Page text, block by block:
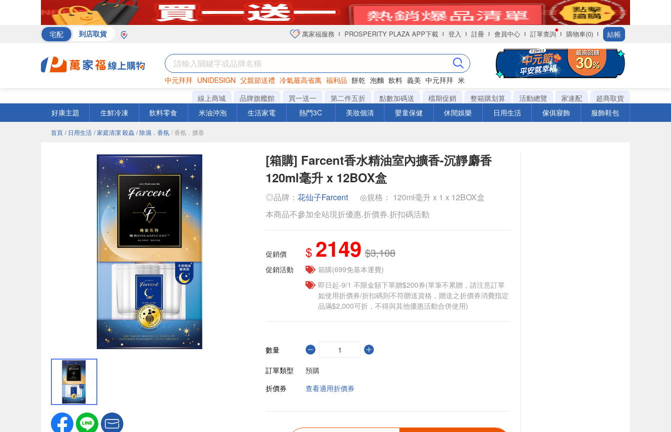
宅配 到店取貨 萬家福服務 PROSPERITY PLAZA APP下載 登入 註冊 會員中心 訂單查詢 購物車(0) 結帳
中元拜拜 UNIDESIGN 父親節送禮 冷氣最高省萬 福利品 餅乾 泡麵 飲料 義美 中元拜拜 米
海苔 巧克力 衛生紙
線上商城 品牌旗艦館 買一送一 第二件五折 點數加碼送 檔期促銷 整箱購划算 活動總覽 家速配
超商取貨
好康主題
生鮮冷凍 飲料零食 米油沖泡 生活家電 熱門3C 美妝個清 嬰童保健 休閒娛樂 日用生活 傢俱寢飾 服飾鞋包
首頁 / 日用生活 / 家庭清潔 殺蟲 / 除濕．香氛 / 香氛．擴香
[箱購] Farcent香水精油室內擴香-沉靜麝香
120ml毫升 x 12BOX盒
◎品牌： 花仙子Farcent
◎規格： 120ml毫升 x 1 x 12BOX盒
本商品不參加全站現折優惠.折價券.折扣碼活動
促銷價 $ 2149 $3,108
促銷活動
箱購(699免基本運費)
即日起-9/1 不限金額下單贈$200券(單筆不累贈，請注意訂單
如使用折價券/折扣碼則不符贈送資格，贈送之折價券消費指定
品滿$2,000可折，不得與其他優惠活動合併使用)
數量
訂單類型
預購
折價券
查看適用折價券